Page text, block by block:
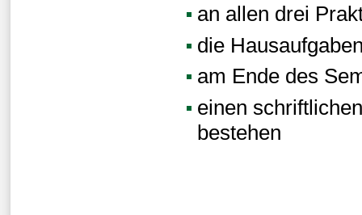
an allen drei
die
am Ende des
einen
bestehen